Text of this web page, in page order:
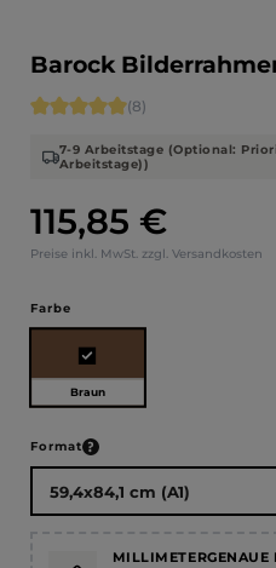
Barock
Regulärer Preis:
115,85 €
Preise inkl. MwSt. zzgl. Versandkosten
Durchschnittliche Bewertung von
(8)
7-9 Arbeitstage (Optional:
Arbeitstage))
Farbeauswählen
Braun
Formatauswählen
MILLIMETERGENAUE